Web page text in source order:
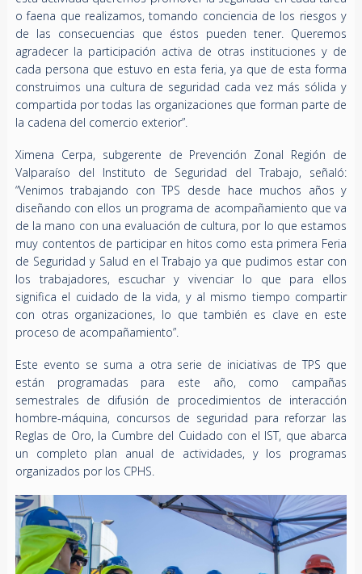
o faena que realizamos, tomando conciencia de los riesgos y
de las consecuencias que éstos pueden tener. Queremos
agradecer la participación activa de otras instituciones y de
cada persona que estuvo en esta feria, ya que de esta forma
construimos una cultura de seguridad cada vez más sólida y
compartida por todas las organizaciones que forman parte de
la cadena del comercio exterior”.
Ximena Cerpa, subgerente de Prevención Zonal Región de
Valparaíso del Instituto de Seguridad del Trabajo, señaló:
“Venimos trabajando con TPS desde hace muchos años y
diseñando con ellos un programa de acompañamiento que va
de la mano con una evaluación de cultura, por lo que estamos
muy contentos de participar en hitos como esta primera Feria
de Seguridad y Salud en el Trabajo ya que pudimos estar con
los trabajadores, escuchar y vivenciar lo que para ellos
significa el cuidado de la vida, y al mismo tiempo compartir
con otras organizaciones, lo que también es clave en este
proceso de acompañamiento”.
Este evento se suma a otra serie de iniciativas de TPS que
están programadas para este año, como campañas
semestrales de difusión de procedimientos de interacción
hombre-máquina, concursos de seguridad para reforzar las
Reglas de Oro, la Cumbre del Cuidado con el IST, que abarca
un completo plan anual de actividades, y los programas
organizados por los CPHS.